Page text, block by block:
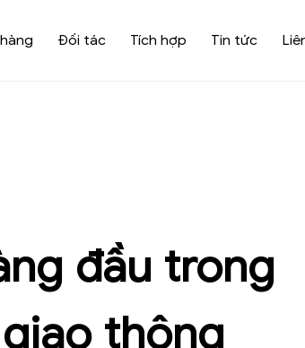
Đối tác Tích hợp Tin tức
đầu trong
thông